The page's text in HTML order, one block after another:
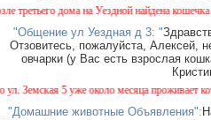
дома на Уездной найдена кошечка
"Общение ул Уездная д 3: "
Отзовитесь, пожалуйста, Алексей,
овчарки (у Вас есть взрослая
5 уже около месяца проживает кот.
"Домашние животные Объявления":